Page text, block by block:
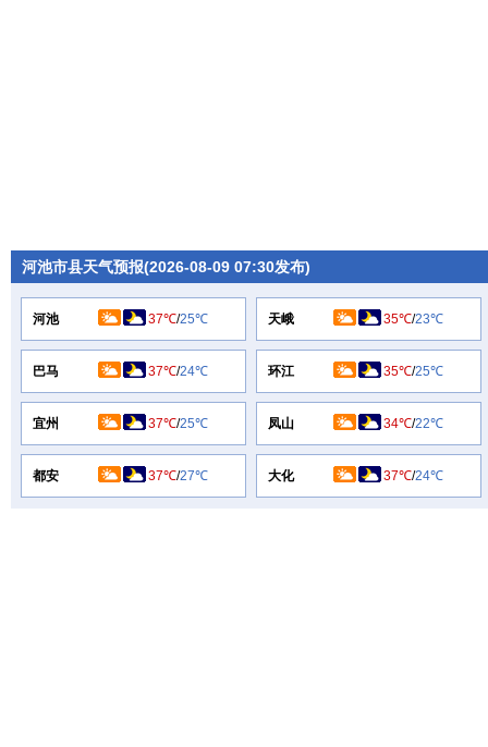
河池市县天气预报(2026-08-09 07:30发布)
河池 37℃/25℃ 天峨 35℃/23℃
巴马 37℃/24℃ 环江 35℃/25℃
宜州 37℃/25℃ 凤山 34℃/22℃
都安 37℃/27℃ 大化 37℃/24℃